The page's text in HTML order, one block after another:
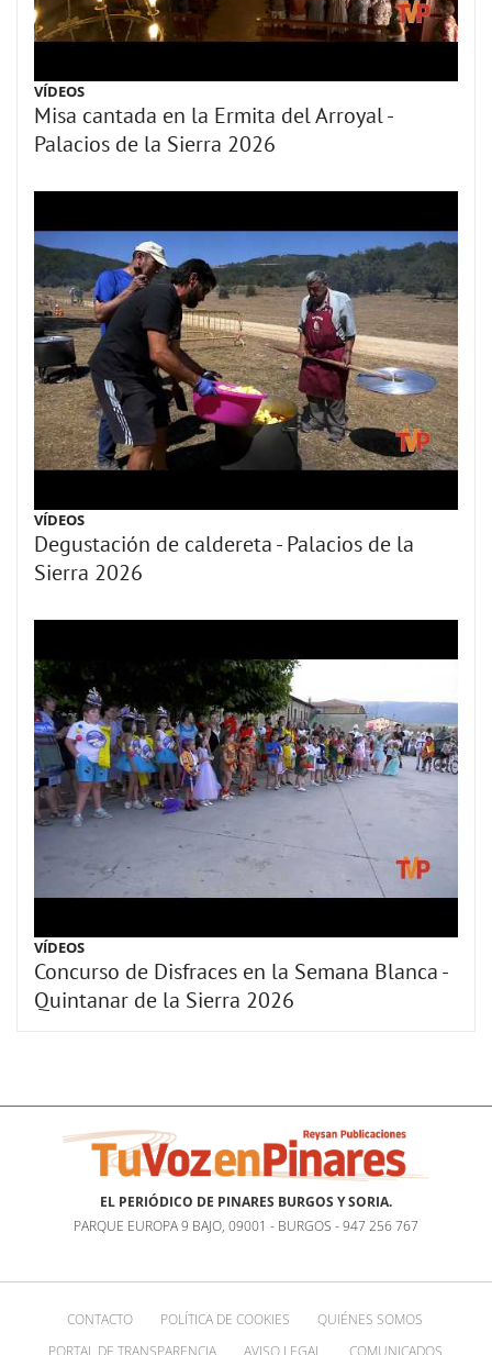
VÍDEOS
Misa cantada en la Ermita del Arroyal -
Palacios de la Sierra 2026
VÍDEOS
Degustación de caldereta - Palacios de la
Sierra 2026
VÍDEOS
Concurso de Disfraces en la Semana Blanca -
Quintanar de la Sierra 2026
EL PERIÓDICO DE PINARES BURGOS Y SORIA.
PARQUE EUROPA 9 BAJO, 09001 - BURGOS - 947 256 767
CONTACTO POLÍTICA DE COOKIES
QUIÉNES SOMOS